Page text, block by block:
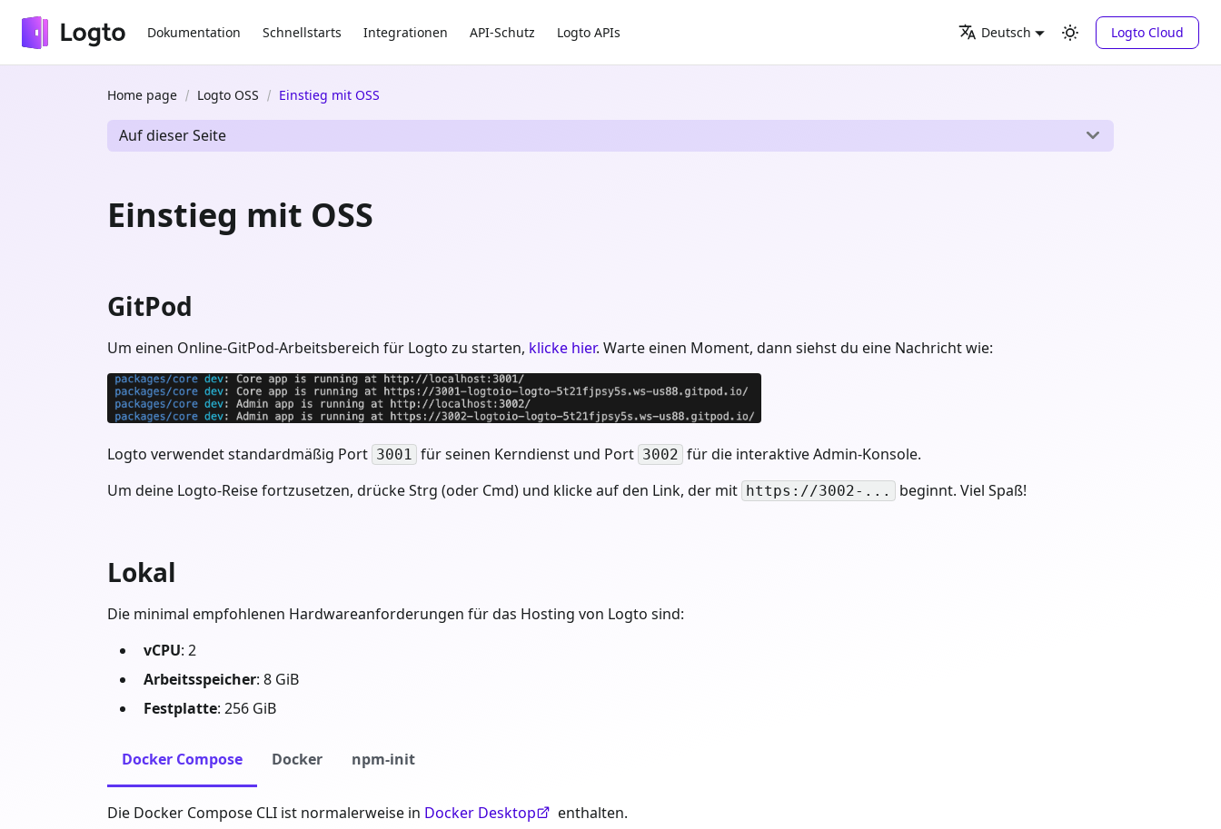
Dokumentation Schnellstarts Integrationen API-Schutz Logto APIs Deutsch Logto Cloud
Home page Logto OSS Einstieg mit OSS
Auf dieser Seite
Einstieg mit OSS
GitPod
Um einen Online-GitPod-Arbeitsbereich für Logto zu starten, klicke hier. Warte einen Moment, dann siehst du eine Nachricht wie:
Logto verwendet standardmäßig Port 3001 für seinen Kerndienst und Port 3002 für die interaktive Admin-Konsole.
Um deine Logto-Reise fortzusetzen, drücke Strg (oder Cmd) und klicke auf den Link, der mit
https://3002-... beginnt. Viel Spaß!
Lokal
Die minimal empfohlenen Hardwareanforderungen für das Hosting von Logto sind:
vCPU: 2
Arbeitsspeicher: 8 GiB
Festplatte: 256 GiB
Docker Compose Docker npm-init
Die Docker Compose CLI ist normalerweise in Docker Desktop enthalten.